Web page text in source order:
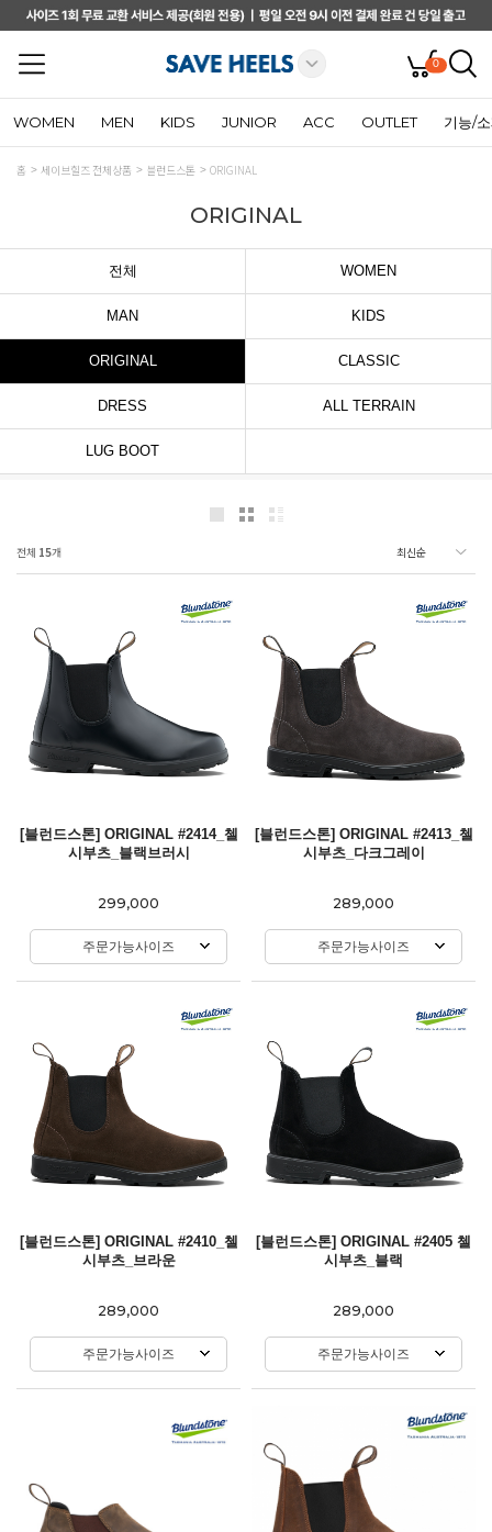
0
WOMEN MEN KIDS JUNIOR ACC OUTLET 기능/
홈 세이브힐즈 전체상품 블런드스톤 ORIGINAL
ORIGINAL
전체 WOMEN
MAN KIDS
ORIGINAL CLASSIC
DRESS ALL TERRAIN
LUG BOOT
전체 15개
[블런드스톤] ORIGINAL #2414_첼
시부츠_블랙브러시
299,000
주문가능사이즈
[블런드스톤] ORIGINAL #2413_첼
시부츠_다크그레이
289,000
주문가능사이즈
[블런드스톤] ORIGINAL #2410_첼
시부츠_브라운
289,000
주문가능사이즈
[블런드스톤] ORIGINAL #2405 첼
시부츠_블랙
289,000
주문가능사이즈